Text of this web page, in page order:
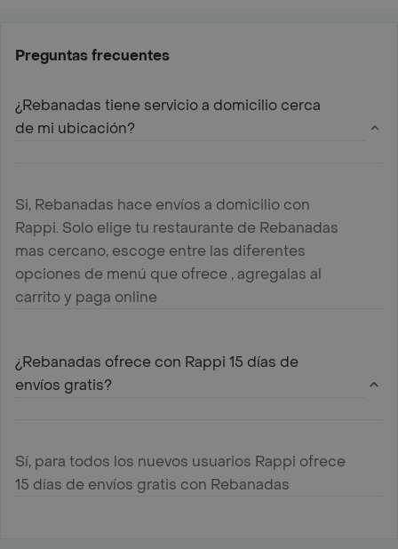
Preguntas frecuentes
¿Rebanadas tiene servicio a domicilio cerca
de mi ubicación?
Si, Rebanadas hace envíos a domicilio con
Rappi. Solo elige tu restaurante de Rebanadas
mas cercano, escoge entre las diferentes
opciones de menú que ofrece , agregalas al
carrito y paga online
¿Rebanadas ofrece con Rappi 15 días de
envíos gratis?
Sí, para todos los nuevos usuarios Rappi ofrece
15 días de envíos gratis con Rebanadas